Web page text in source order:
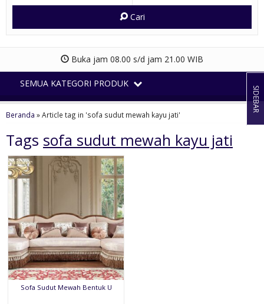
Cari
Buka jam 08.00 s/d jam 21.00 WIB
SEMUA KATEGORI PRODUK
Beranda »Article tag in 'sofa sudut mewah kayu jati'
Tags sofa sudut mewah kayu jati
Sofa Sudut Mewah Bentuk U
SIDEBAR